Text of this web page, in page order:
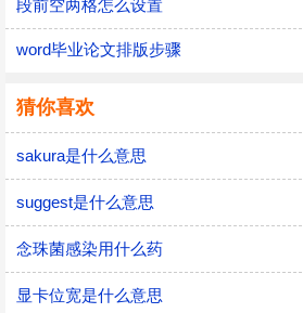
段前空两格怎么设置
word毕业论文排版步骤
猜你喜欢
sakura是什么意思
suggest是什么意思
念珠菌感染用什么药
显卡位宽是什么意思